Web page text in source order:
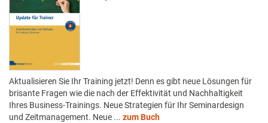
Aktualisieren Sie Ihr Training jetzt! Denn es gibt neue Lösungen für
brisante Fragen wie die nach der Effektivität und Nachhaltigkeit
Ihres Business-Trainings. Neue Strategien für Ihr Seminardesign
und Zeitmanagement. Neue ... zum Buch